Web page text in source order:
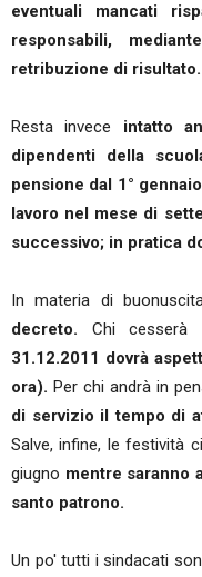
eventuali mancati
responsabili,
retribuzione di risultato.
Resta invece intatto
dipendenti della
pensione dal 1°
lavoro nel mese di
successivo; in pratica
In materia di
decreto. Chi cesserà
31.12.2011 dovrà
ora).Per chi andrà in
di servizio il tempo di
Salve, infine, le festività
giugno mentre saranno
santo patrono.
Un po' tutti i sindacati